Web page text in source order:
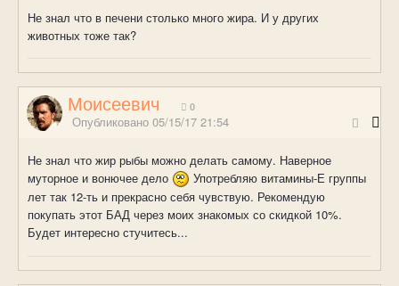
Не знал что в печени столько много жира. И у других
животных тоже так?
Моисеевич 0
Опубликовано 05/15/17 21:54
Не знал что жир рыбы можно делать самому. Наверное
муторное и вонючее дело
Употребляю витамины-Е группы
лет так 12-ть и прекрасно себя чувствую. Рекомендую
покупать этот БАД через моих знакомых со скидкой 10%.
Будет интересно стучитесь...